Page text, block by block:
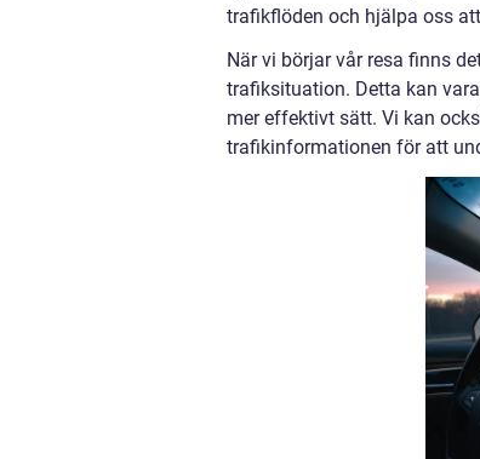
trafikflöden och hjälpa oss
När vi börjar vår resa finns
trafiksituation. Detta kan
mer effektivt sätt. Vi kan
trafikinformationen för att